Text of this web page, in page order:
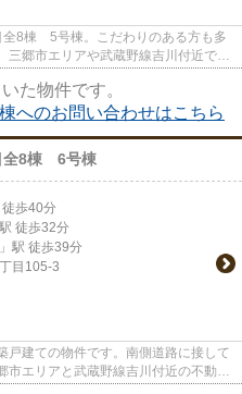
全8棟 5号棟。こだわりのある方も多
三郷市エリアや武蔵野線吉川付近で一
た物件です。
へのお問い合わせはこちら
全8棟 6号棟
徒歩40分
駅 徒歩32分
」駅 徒歩39分
目105-3
戸建ての物件です。南側道路に接して
市エリアと武蔵野線吉川付近の不動産